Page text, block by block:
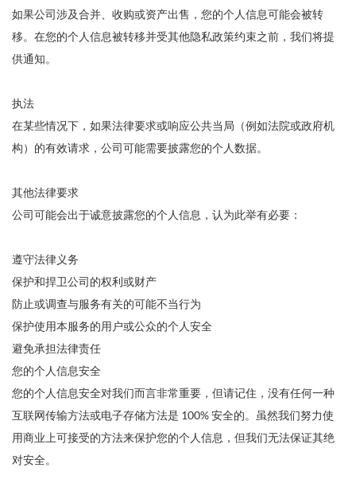
如果公司涉及合并、收购或资产出售，您的个人信息可能会被转
移。在您的个人信息被转移并受其他隐私政策约束之前，我们将提
供通知。
执法
在某些情况下，如果法律要求或响应公共当局（例如法院或政府机
构）的有效请求，公司可能需要披露您的个人数据。
其他法律要求
公司可能会出于诚意披露您的个人信息，认为此举有必要：
遵守法律义务
保护和捍卫公司的权利或财产
防止或调查与服务有关的可能不当行为
保护使用本服务的用户或公众的个人安全
避免承担法律责任
您的个人信息安全
您的个人信息安全对我们而言非常重要，但请记住，没有任何一种
互联网传输方法或电子存储方法是 100% 安全的。虽然我们努力使
用商业上可接受的方法来保护您的个人信息，但我们无法保证其绝
对安全。